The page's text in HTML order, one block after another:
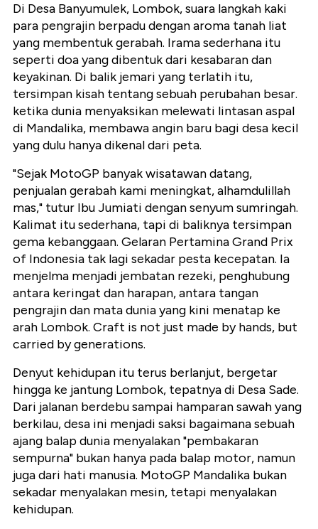
Di Desa Banyumulek, Lombok, suara langkah kaki
para pengrajin berpadu dengan aroma tanah liat
yang membentuk gerabah. Irama sederhana itu
seperti doa yang dibentuk dari kesabaran dan
keyakinan. Di balik jemari yang terlatih itu,
tersimpan kisah tentang sebuah perubahan besar.
ketika dunia menyaksikan melewati lintasan aspal
di Mandalika, membawa angin baru bagi desa kecil
yang dulu hanya dikenal dari peta.
"Sejak MotoGP banyak wisatawan datang,
penjualan gerabah kami meningkat, alhamdulillah
mas," tutur Ibu Jumiati dengan senyum sumringah.
Kalimat itu sederhana, tapi di baliknya tersimpan
gema kebanggaan. Gelaran Pertamina Grand Prix
of Indonesia tak lagi sekadar pesta kecepatan. Ia
menjelma menjadi jembatan rezeki, penghubung
antara keringat dan harapan, antara tangan
pengrajin dan mata dunia yang kini menatap ke
arah Lombok. Craft is not just made by hands, but
carried by generations.
Denyut kehidupan itu terus berlanjut, bergetar
hingga ke jantung Lombok, tepatnya di Desa Sade.
Dari jalanan berdebu sampai hamparan sawah yang
berkilau, desa ini menjadi saksi bagaimana sebuah
ajang balap dunia menyalakan "pembakaran
sempurna" bukan hanya pada balap motor, namun
juga dari hati manusia. MotoGP Mandalika bukan
sekadar menyalakan mesin, tetapi menyalakan
kehidupan.